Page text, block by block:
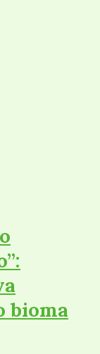
bioma